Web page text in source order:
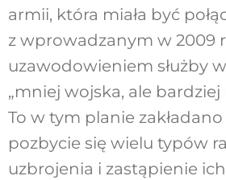
armii, która miała być
z wprowadzanym w 2009
uzawodowieniem służby
„mniej wojska, ale bardziej
To w tym planie
pozbycie się wielu typów
uzbrojenia i zastąpienie